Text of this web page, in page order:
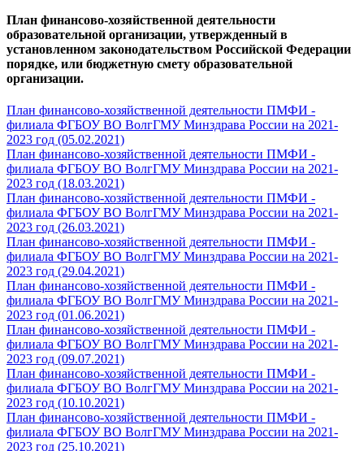
План финансово-хозяйственной деятельности
образовательной организации, утвержденный в
установленном законодательством Российской Федерации
порядке, или бюджетную смету образовательной
организации.
План финансово-хозяйственной деятельности ПМФИ -
филиала ФГБОУ ВО ВолгГМУ Минздрава России на 2021-
2023 год (05.02.2021)
План финансово-хозяйственной деятельности ПМФИ -
филиала ФГБОУ ВО ВолгГМУ Минздрава России на 2021-
2023 год (18.03.2021)
План финансово-хозяйственной деятельности ПМФИ -
филиала ФГБОУ ВО ВолгГМУ Минздрава России на 2021-
2023 год (26.03.2021)
План финансово-хозяйственной деятельности ПМФИ -
филиала ФГБОУ ВО ВолгГМУ Минздрава России на 2021-
2023 год (29.04.2021)
План финансово-хозяйственной деятельности ПМФИ -
филиала ФГБОУ ВО ВолгГМУ Минздрава России на 2021-
2023 год (01.06.2021)
План финансово-хозяйственной деятельности ПМФИ -
филиала ФГБОУ ВО ВолгГМУ Минздрава России на 2021-
2023 год (09.07.2021)
План финансово-хозяйственной деятельности ПМФИ -
филиала ФГБОУ ВО ВолгГМУ Минздрава России на 2021-
2023 год (10.10.2021)
План финансово-хозяйственной деятельности ПМФИ -
филиала ФГБОУ ВО ВолгГМУ Минздрава России на 2021-
2023 год (25.10.2021)